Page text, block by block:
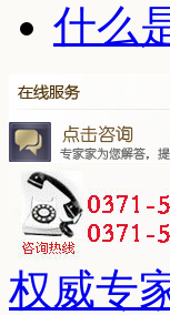
什么
权威专